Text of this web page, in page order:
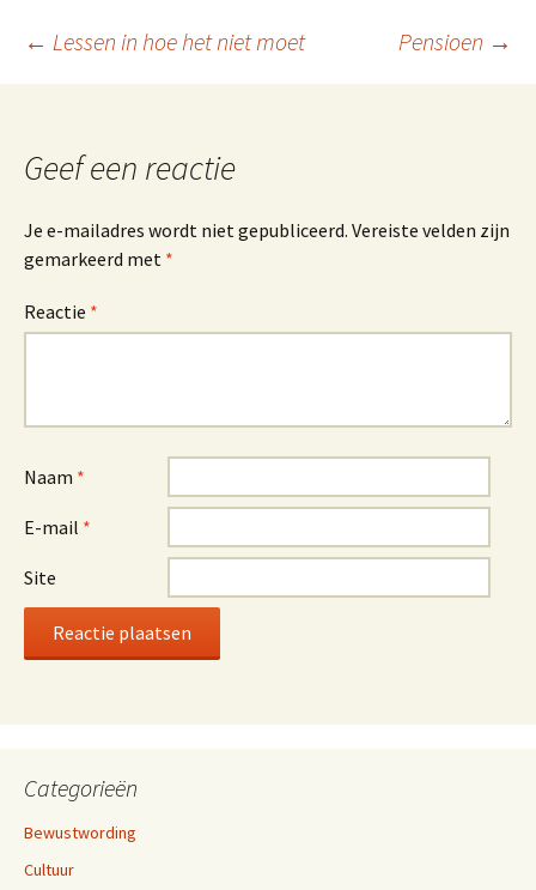
Berichtnavigatie
← Lessen in hoe het niet moet Pensioen →
Geef een reactie
Je e-mailadres wordt niet gepubliceerd. Vereiste velden zijn
gemarkeerd met *
Reactie *
Naam *
E-mail *
Site
Categorieën
Bewustwording
Cultuur